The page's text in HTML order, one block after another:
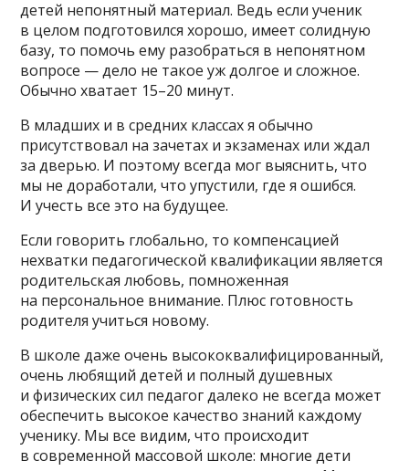
детей непонятный материал. Ведь если ученик
в целом подготовился хорошо, имеет солидную
базу, то помочь ему разобраться в непонятном
вопросе — дело не такое уж долгое и сложное.
Обычно хватает 15–20 минут.
В младших и в средних классах я обычно
присутствовал на зачетах и экзаменах или ждал
за дверью. И поэтому всегда мог выяснить, что
мы не доработали, что упустили, где я ошибся.
И учесть все это на будущее.
Если говорить глобально, то компенсацией
нехватки педагогической квалификации является
родительская любовь, помноженная
на персональное внимание. Плюс готовность
родителя учиться новому.
В школе даже очень высококвалифицированный,
очень любящий детей и полный душевных
и физических сил педагог далеко не всегда может
обеспечить высокое качество знаний каждому
ученику. Мы все видим, что происходит
в современной массовой школе: многие дети